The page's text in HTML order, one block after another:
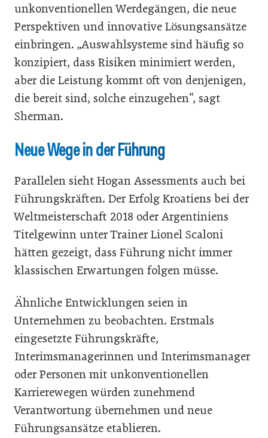
unkonventionellen Werdegängen, die neue
Perspektiven und innovative Lösungsansätze
einbringen. „Auswahlsysteme sind häufig so
konzipiert, dass Risiken minimiert werden,
aber die Leistung kommt oft von denjenigen,
die bereit sind, solche einzugehen“, sagt
Sherman.
Neue Wege in der Führung
Parallelen sieht Hogan Assessments auch bei
Führungskräften. Der Erfolg Kroatiens bei der
Weltmeisterschaft 2018 oder Argentiniens
Titelgewinn unter Trainer Lionel Scaloni
hätten gezeigt, dass Führung nicht immer
klassischen Erwartungen folgen müsse.
Ähnliche Entwicklungen seien in
Unternehmen zu beobachten. Erstmals
eingesetzte Führungskräfte,
Interimsmanagerinnen und Interimsmanager
oder Personen mit unkonventionellen
Karrierewegen würden zunehmend
Verantwortung übernehmen und neue
Führungsansätze etablieren.